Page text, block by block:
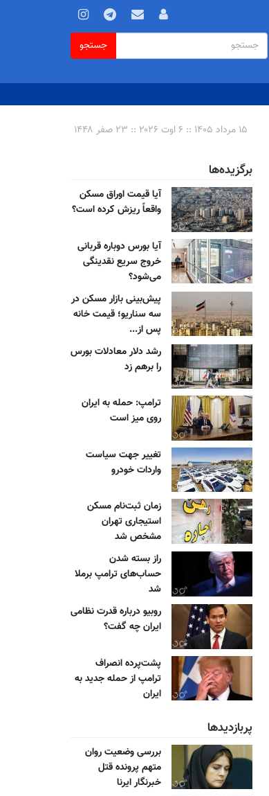
فرم
جستجو
جستجو
۱۵ مرداد ۱۴۰۵ :: ۶ اوت ۲۰۲۶ :: ۲۳ صفر ۱۴۴۸
برگزیده‌ها
آیا قیمت اوراق مسکن
واقعاً ریزش کرده است؟
آیا بورس دوباره قربانی
خروج سریع نقدینگی
می‌شود؟
پیش‌بینی بازار مسکن در
سه سناریو؛ قیمت خانه
پس از...
رشد دلار معادلات بورس
را برهم زد
ترامپ: حمله به ایران
روی میز است
تغییر جهت سیاست
واردات خودرو
زمان ثبت‌نام مسکن
استیجاری تهران
مشخص شد
راز بسته شدن
حساب‌های ترامپ برملا
شد
روبیو درباره قدرت نظامی
ایران چه گفت؟
پشت‌پرده انصراف
ترامپ از حمله جدید به
ایران
پربازدیدها
بررسی وضعیت روان
متهم پرونده قتل
خبرنگار ایرنا